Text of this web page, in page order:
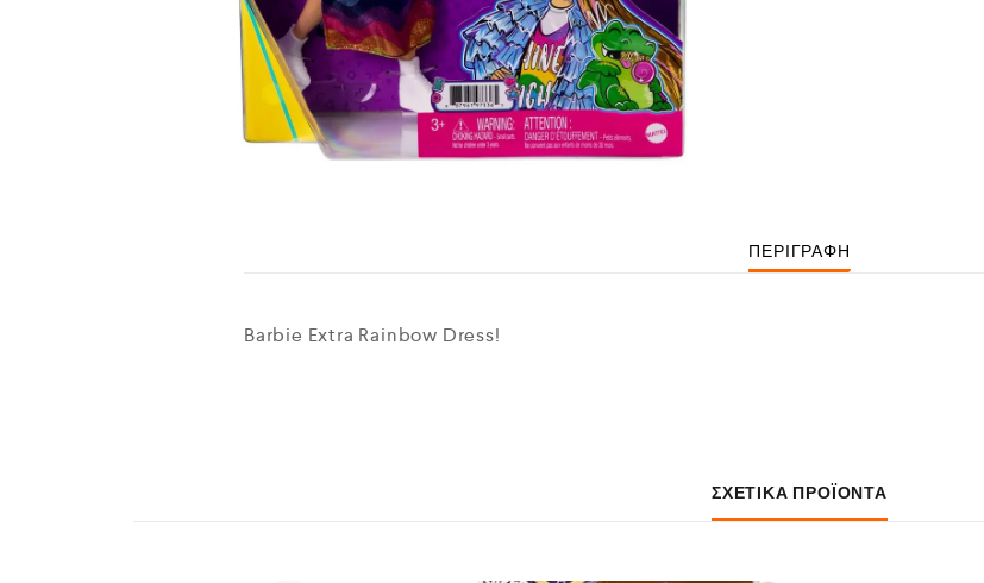
ΠΕΡΙΓΡΑΦΉ
Barbie Extra Rainbow Dress!
ΣΧΕΤΙΚΆ ΠΡΟΪΌΝΤΑ